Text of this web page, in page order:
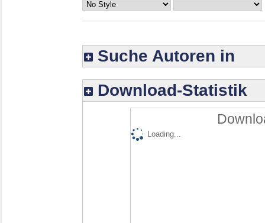
Suche Autoren in
Download-Statistik
Loading...